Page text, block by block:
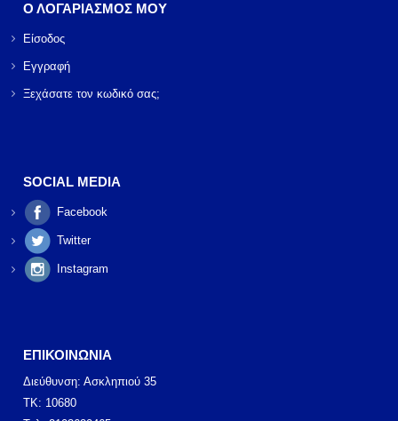
Ο ΛΟΓΑΡΙΑΣΜΟΣ ΜΟΥ
Είσοδος
Εγγραφή
Ξεχάσατε τον κωδικό σας;
SOCIAL MEDIA
Facebook
Twitter
Instagram
ΕΠΙΚΟΙΝΩΝΙΑ
Διεύθυνση: Ασκληπιού 35
ΤΚ: 10680